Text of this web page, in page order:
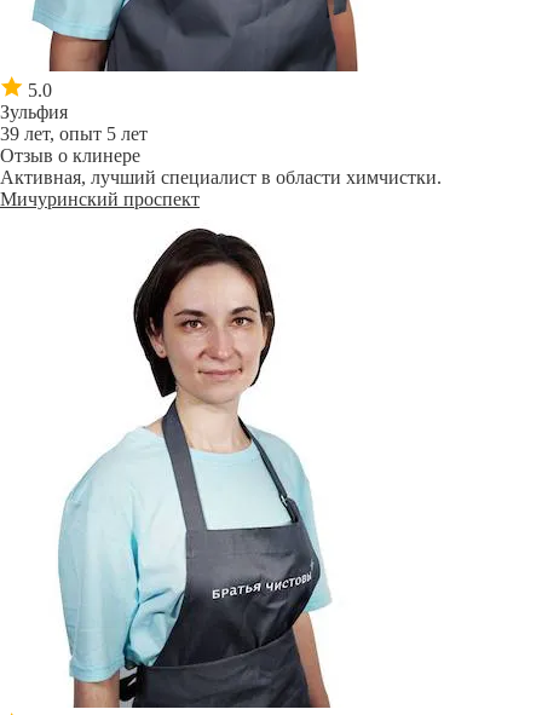
5.0
Зульфия
39 лет, опыт 5 лет
Отзыв о клинере
Активная, лучший специалист в области химчистки.
Мичуринский проспект